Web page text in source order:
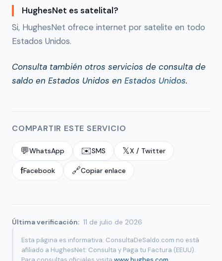
HughesNet es satelital?
Si, HughesNet ofrece internet por satelite en todo
Estados Unidos.
Consulta también otros servicios de consulta de
saldo en Estados Unidos en Estados Unidos.
COMPARTIR ESTE SERVICIO
💬WhatsApp ✉️SMS 𝕏X / Twitter
fFacebook 🔗Copiar enlace
Última verificación: 11 de julio de 2026
Esta página es informativa. ConsultaDeSaldo.com no está
afiliado a HughesNet: Consulta y Paga tu Factura (EEUU).